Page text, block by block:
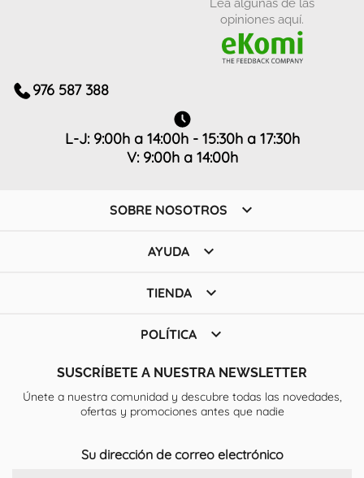
opiniones aquí.
976 587 388
L-J: 9:00h a 14:00h - 15:30h a 17:30h
V: 9:00h a 14:00h
SOBRE NOSOTROS 
AYUDA 
TIENDA 
POLÍTICA 
SUSCRÍBETE A NUESTRA NEWSLETTER
Únete a nuestra comunidad y descubre todas las novedades,
ofertas y promociones antes que nadie
Su dirección de correo electrónico